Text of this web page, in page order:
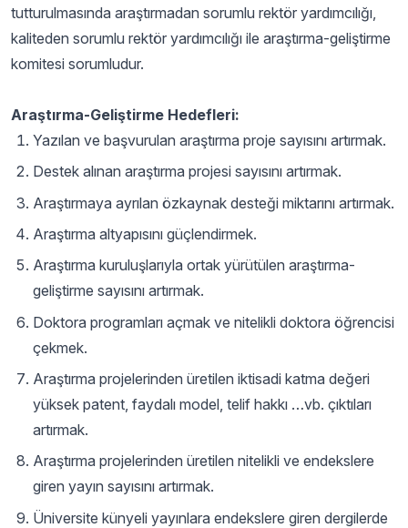
tutturulmasında araştırmadan sorumlu rektör yardımcılığı,
kaliteden sorumlu rektör yardımcılığı ile araştırma-geliştirme
komitesi sorumludur.
Araştırma-Geliştirme Hedefleri:
Yazılan ve başvurulan araştırma proje sayısını artırmak.
Destek alınan araştırma projesi sayısını artırmak.
Araştırmaya ayrılan özkaynak desteği miktarını artırmak.
Araştırma altyapısını güçlendirmek.
Araştırma kuruluşlarıyla ortak yürütülen araştırma-
geliştirme sayısını artırmak.
Doktora programları açmak ve nitelikli doktora öğrencisi
çekmek.
Araştırma projelerinden üretilen iktisadi katma değeri
yüksek patent, faydalı model, telif hakkı …vb. çıktıları
artırmak.
Araştırma projelerinden üretilen nitelikli ve endekslere
giren yayın sayısını artırmak.
Üniversite künyeli yayınlara endekslere giren dergilerde